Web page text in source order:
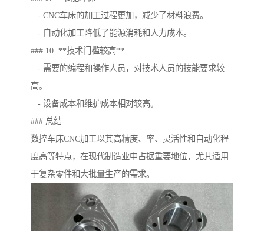
- CNC车床的加工过程更加，减少了材料浪费。
- 自动化加工降低了能源消耗和人力成本。
### 10. **技术门槛较高**
- 需要的编程和操作人员，对技术人员的技能要求较
高。
- 设备成本和维护成本相对较高。
### 总结
数控车床CNC加工以其高精度、率、灵活性和自动化程
度高等特点，在现代制造业中占据重要地位，尤其适用
于复杂零件和大批量生产的需求。